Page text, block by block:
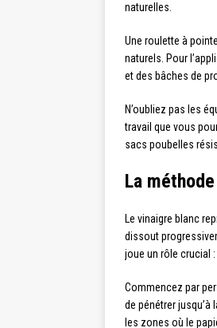
naturelles.
Une roulette à
naturels. Pour
et des bâches de
N’oubliez pas les
travail que vous
sacs poubelles
La
Le vinaigre blanc
dissout
joue un rôle crucial
Commencez par
de pénétrer
les zones où le